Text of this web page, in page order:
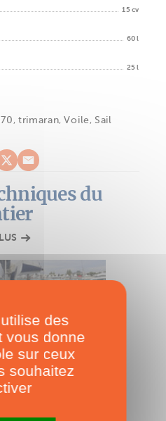
15 cv
60 l
25 l
, trimaran,Voile , Sail
du
870
des
vous donne
sur ceux
souhaitez